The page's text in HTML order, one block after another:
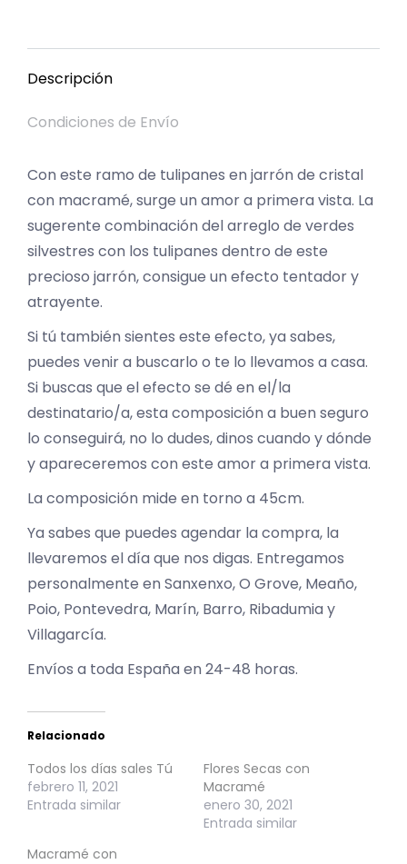
Descripción
Condiciones de Envío
Con este ramo de tulipanes en jarrón de cristal
con macramé, surge un amor a primera vista. La
sugerente combinación del arreglo de verdes
silvestres con los tulipanes dentro de este
precioso jarrón, consigue un efecto tentador y
atrayente.
Si tú también sientes este efecto, ya sabes,
puedes venir a buscarlo o te lo llevamos a casa.
Si buscas que el efecto se dé en el/la
destinatario/a, esta composición a buen seguro
lo conseguirá, no lo dudes, dinos cuando y dónde
y apareceremos con este amor a primera vista.
La composición mide en torno a 45cm.
Ya sabes que puedes agendar la compra, la
llevaremos el día que nos digas. Entregamos
personalmente en Sanxenxo, O Grove, Meaño,
Poio, Pontevedra, Marín, Barro, Ribadumia y
Villagarcía.
Envíos a toda España en 24-48 horas.
Relacionado
Todos los días sales Tú
febrero 11, 2021
Entrada similar
Flores Secas con
Macramé
enero 30, 2021
Entrada similar
Macramé con